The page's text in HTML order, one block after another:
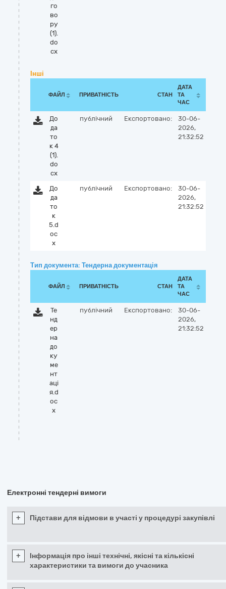
го
во
ру
(1).
do
cx
Інші
ФАЙЛ ПРИВАТНІСТЬ СТАН
ДАТА
ТА
ЧАС
До
да
то
к 4
(1).
do
cx
публічний Експортовано:
30-06-
2026,
21:32:52
До
да
то
к
5.d
oc
x
публічний Експортовано:
30-06-
2026,
21:32:52
Тип документа: Тендерна документація
ФАЙЛ ПРИВАТНІСТЬ СТАН
ДАТА
ТА
ЧАС
Те
нд
ер
на
до
ку
ме
нт
аці
я.d
oc
x
публічний Експортовано:
30-06-
2026,
21:32:52
Електронні тендерні вимоги
+ Підстави для відмови в участі у процедурі закупівлі
+
Інформація про інші технічні, якісні та кількісні
характеристики та вимоги до учасника